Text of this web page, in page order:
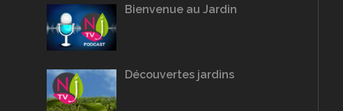
Bienvenue au Jardin
Découvertes jardins